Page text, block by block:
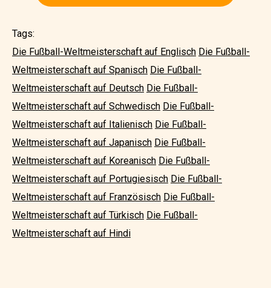
Tags:
Die Fußball-Weltmeisterschaft auf Englisch Die Fußball-
Weltmeisterschaft auf Spanisch Die Fußball-
Weltmeisterschaft auf Deutsch Die Fußball-
Weltmeisterschaft auf Schwedisch Die Fußball-
Weltmeisterschaft auf Italienisch Die Fußball-
Weltmeisterschaft auf Japanisch Die Fußball-
Weltmeisterschaft auf Koreanisch Die Fußball-
Weltmeisterschaft auf Portugiesisch Die Fußball-
Weltmeisterschaft auf Französisch Die Fußball-
Weltmeisterschaft auf Türkisch Die Fußball-
Weltmeisterschaft auf Hindi